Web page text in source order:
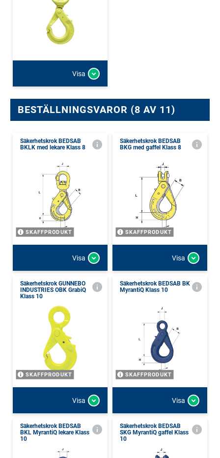
Visa
BESTÄLLNINGSVAROR (8 AV 11)
Säkerhetskrok BEDSAB
BKLK med lekare Klass 8
SKAFFPRODUKT
Visa
Säkerhetskrok BEDSAB
BKG med gaffel Klass 8
SKAFFPRODUKT
Visa
Säkerhetskrok GUNNEBO
INDUSTRIES OBK GrabiQ
Klass 10
SKAFFPRODUKT
Visa
Säkerhetskrok BEDSAB BK
MyrantiQ Klass 10
SKAFFPRODUKT
Visa
Säkerhetskrok BEDSAB
BKL MyrantiQ lekare Klass
10
Säkerhetskrok BEDSAB
SKG MyrantiQ gaffel Klass
10